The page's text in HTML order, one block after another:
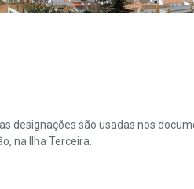
são usadas nos
na Ilha Terceira.